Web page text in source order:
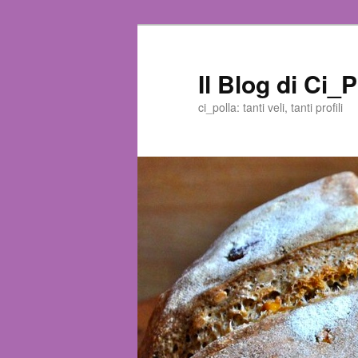
Il Blog di
ci_polla: tanti veli, tanti profili